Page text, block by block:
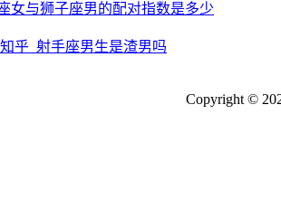
女与狮子座男的配对指数是多少
乎_射手座男生是渣男吗
Copyright ©